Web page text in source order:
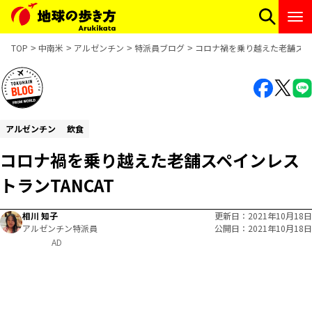
TOP 中南米 アルゼンチン 特派員ブログ コロナ禍を乗り越えた老舗ス
アルゼンチン 飲食
コロナ禍を乗り越えた老舗スペインレス
トランTANCAT
相川 知子
アルゼンチン特派員
更新日
2021年10月18日
公開日
2021年10月18日
AD